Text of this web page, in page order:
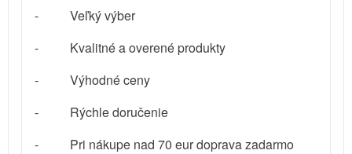
-
Veľký výber
-
Kvalitné a overené produkty
-
Výhodné ceny
-
Rýchle doručenie
-
Pri nákupe nad 70 eur doprava zadarmo